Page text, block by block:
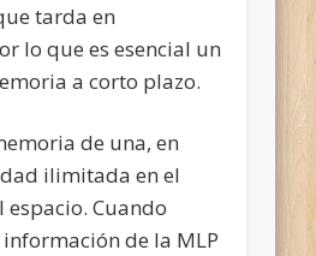
tarda en
lo que es esencial un
a corto plazo.
de una, en
ilimitada en el
espacio. Cuando
de la MLP